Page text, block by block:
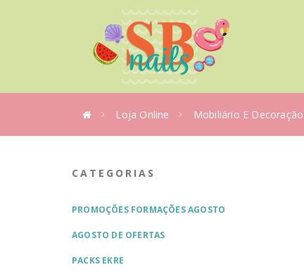
Loja Online Mobiliário E Decoração
CATEGORIAS
PROMOÇÕES FORMAÇÕES AGOSTO
AGOSTO DE OFERTAS
PACKS EKRE